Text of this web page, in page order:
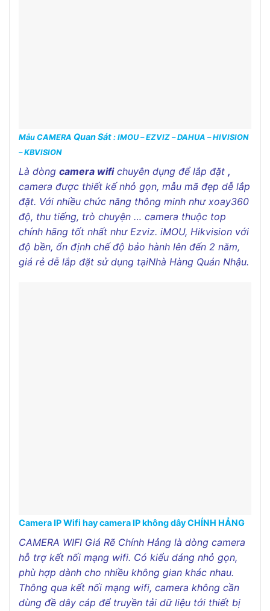
Mẫu CAMERA Quan Sát : IMOU – EZVIZ – DAHUA – HIVISION
– KBVISION
Là dòng camera wifichuyên dụng để lắp đặt ,
camera được thiết kế nhỏ gọn, mẫu mã đẹp dễ lắp
đặt. Với nhiều chức năng thông minh như xoay360
độ, thu tiếng, trò chuyện … camera thuộc top
chính hãng tốt nhất như Ezviz. iMOU, Hikvision với
độ bền, ổn định chế độ bảo hành lên đến 2 năm,
giá rẻ dễ lắp đặt sử dụng tạiNhà Hàng Quán Nhậu.
Camera IP Wifi hay camera IP không dây CHÍNH HẢNG
CAMERA WIFI Giá Rẽ Chính Hảng là dòng camera
hỗ trợ kết nối mạng wifi. Có kiểu dáng nhỏ gọn,
phù hợp dành cho nhiều không gian khác nhau.
Thông qua kết nối mạng wifi, camera không cần
dùng đề dây cáp để truyền tải dữ liệu tới thiết bị